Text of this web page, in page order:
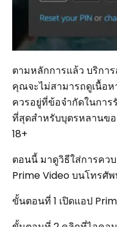
ตามหลักการแล้ว บริกา
คุณจะไม่สามารถดูเนื้อ
ควรอยู่ที่ข้อจำกัดในกา
ที่สุดสำหรับบุตรหลานขอ
18+
ตอนนี้ มาดูวิธีใส่การคว
Prime Video บนโทรศั
ขั้นตอนที่ 1 เปิดแอป